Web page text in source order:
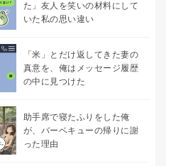
た」友人を笑いの材料にして
いた私の思い違い
「米」とだけ返してきた妻の
真意を、俺はメッセージ履歴
の中に見つけた
助手席で寝たふりをした俺
が、バーベキューの帰りに謝
った理由